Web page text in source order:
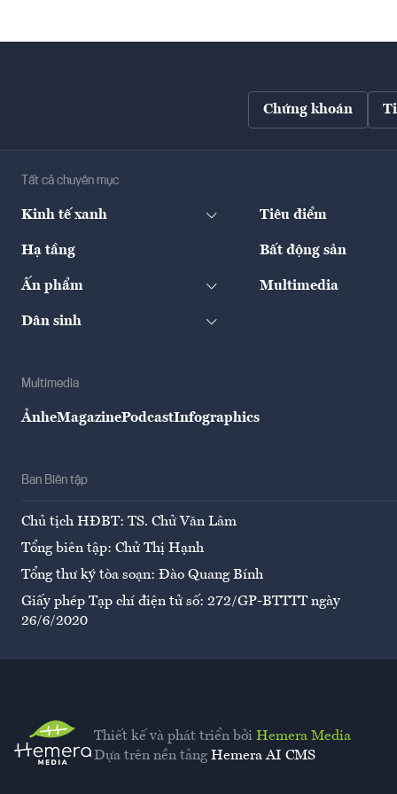
Chứng khoán
Tất cả chuyên mục
Kinh tế xanh Tiêu điểm
Hạ tầng Bất động sản
Ấn phẩm Multimedia
Dân sinh
Multimedia
ẢnheMagazinePodcastInfographics
Ban Biên tập
Chủ tịch HĐBT: TS. Chử Văn Lâm
Tổng biên tập: Chử Thị Hạnh
Tổng thư ký tòa soạn: Đào Quang Bính
Giấy phép Tạp chí điện tử số: 272/GP-BTTTT ngày
26/6/2020
Thiết kế và phát triển bởi Hemera Media
Dựa trên nền tảng Hemera AI CMS